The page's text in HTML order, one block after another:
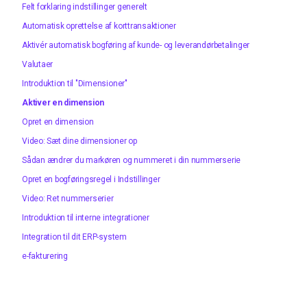
Felt forklaring indstillinger generelt
Automatisk oprettelse af korttransaktioner
Aktivér automatisk bogføring af kunde- og leverandørbetalinger
Valutaer
Introduktion til "Dimensioner"
Aktiver en dimension
Opret en dimension
Video: Sæt dine dimensioner op
Sådan ændrer du markøren og nummeret i din nummerserie
Opret en bogføringsregel i Indstillinger
Video: Ret nummerserier
Introduktion til interne integrationer
Integration til dit ERP-system
e-fakturering